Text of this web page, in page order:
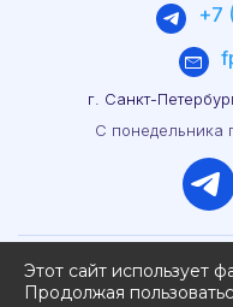
+7
г. Санкт-
С понедельника
Этот сайт использует
Продолжая